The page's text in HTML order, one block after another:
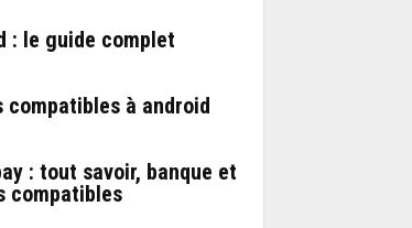
: le guide complet
compatibles à android
: tout savoir, banque et
compatibles